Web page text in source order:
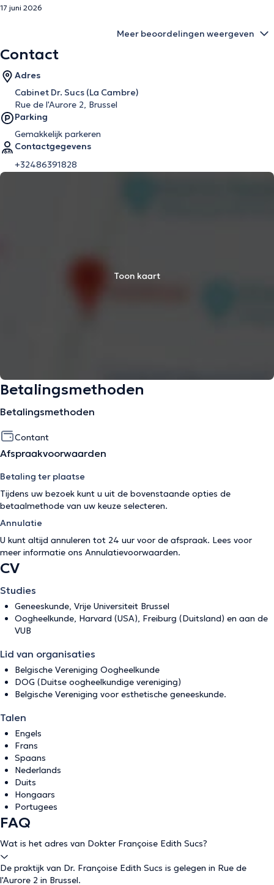
17 juni 2026
Meer beoordelingen weergeven
Contact
Adres
Cabinet Dr. Sucs (La Cambre)
Rue de l'Aurore 2, Brussel
Parking
Gemakkelijk parkeren
Contactgegevens
+32486391828
Toon kaart
Betalingsmethoden
Betalingsmethoden
Contant
Afspraakvoorwaarden
Betaling ter plaatse
Tijdens uw bezoek kunt u uit de bovenstaande opties de
betaalmethode van uw keuze selecteren.
Annulatie
U kunt altijd annuleren tot 24 uur voor de afspraak. Lees voor
meer informatie ons Annulatievoorwaarden.
CV
Studies
Geneeskunde, Vrije Universiteit Brussel
Oogheelkunde, Harvard (USA), Freiburg (Duitsland) en aan de
VUB
Lid van organisaties
Belgische Vereniging Oogheelkunde
DOG (Duitse oogheelkundige vereniging)
Belgische Vereniging voor esthetische geneeskunde.
Talen
Engels
Frans
Spaans
Nederlands
Duits
Hongaars
Portugees
FAQ
Wat is het adres van Dokter Françoise Edith Sucs?
De praktijk van Dr. Françoise Edith Sucs is gelegen in Rue de
l'Aurore 2 in Brussel.